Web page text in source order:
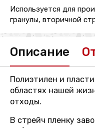
Используется для
гранулы, вторичной
Описание
Полиэтилен и
областях нашей
отходы.
В стрейч пленку